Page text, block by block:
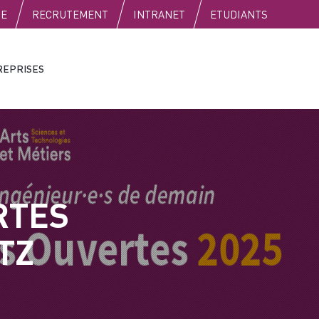
RECRUTEMENT INTRANET ETUDIANTS